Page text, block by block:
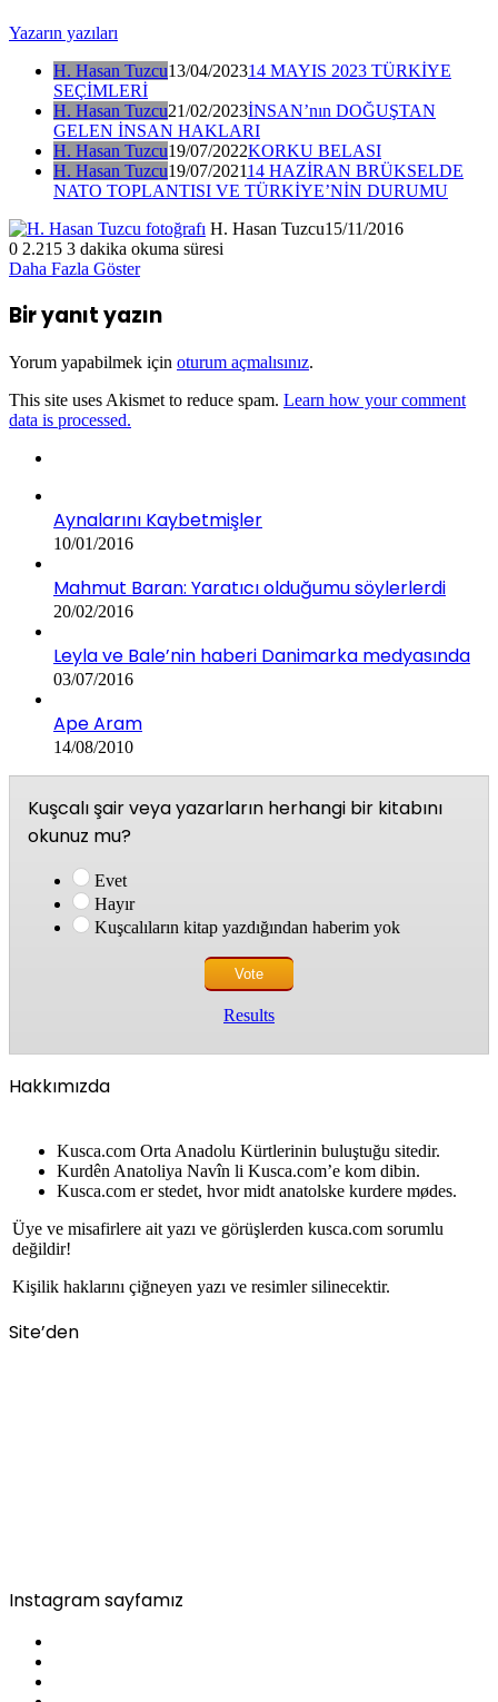
Yazarın yazıları
H. Hasan Tuzcu13/04/202314 MAYIS 2023 TÜRKİYE
SEÇİMLERİ
H. Hasan Tuzcu21/02/2023İNSAN’nın DOĞUŞTAN
GELEN İNSAN HAKLARI
H. Hasan Tuzcu19/07/2022KORKU BELASI
H. Hasan Tuzcu19/07/202114 HAZİRAN BRÜKSELDE
NATO TOPLANTISI VE TÜRKİYE’NİN DURUMU
H. Hasan Tuzcu15/11/2016
0 2.215 3 dakika okuma süresi
Daha Fazla Göster
Bir yanıt yazın
Yorum yapabilmek için oturum açmalısınız.
This site uses Akismet to reduce spam. Learn how your comment
data is processed.
Aynalarını Kaybetmişler
10/01/2016
Mahmut Baran: Yaratıcı olduğumu söylerlerdi
20/02/2016
Leyla ve Bale’nin haberi Danimarka medyasında
03/07/2016
Ape Aram
14/08/2010
Kuşcalı şair veya yazarların herhangi bir kitabını
okunuz mu?
Evet
Hayır
Kuşcalıların kitap yazdığından haberim yok
Results
Hakkımızda
Kusca.com Orta Anadolu Kürtlerinin buluştuğu sitedir.
Kurdên Anatoliya Navîn li Kusca.com’e kom dibin.
Kusca.com er stedet, hvor midt anatolske kurdere mødes.
Üye ve misafirlere ait yazı ve görüşlerden kusca.com sorumlu
değildir!
Kişilik haklarını çiğneyen yazı ve resimler silinecektir.
Site’den
Instagram sayfamız